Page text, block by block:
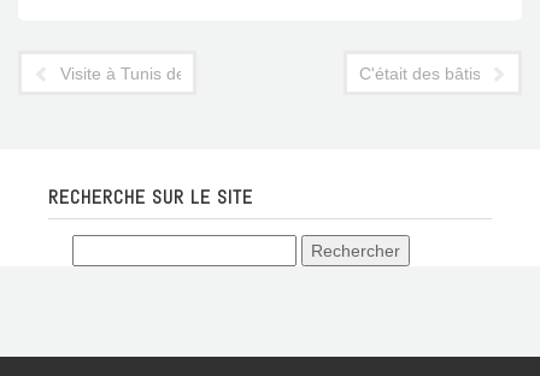
Visite à Tunis de Gérard Pélisson, président co-fondateur du
C'était des bâtisseurs,
RECHERCHE SUR LE SITE